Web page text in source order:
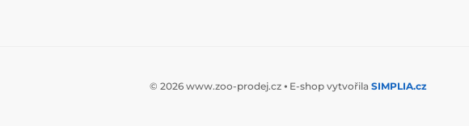
© 2026 www.zoo-prodej.cz ⦁ E-shop vytvořila SIMPLIA.cz